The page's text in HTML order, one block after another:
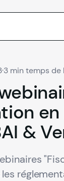
·3 min temps de
en
&
les